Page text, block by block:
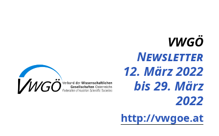
VWGÖ
Newsletter
12. März 2022
bis 29. März
2022
http://vwgoe.at